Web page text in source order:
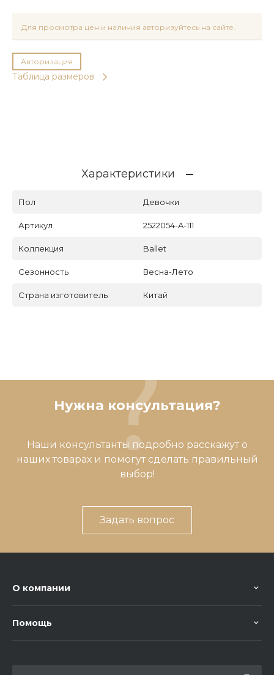
Для просмотра цен и наличия авторизуйтесь на сайте.
Авторизация
Таблица размеров
Характеристики
Пол Девочки
Артикул 2522054-A-111
Коллекция Ballet
Сезонность Весна-Лето
Страна изготовитель Китай
Нужна консультация?
Наши консультанты подробно расскажут о
наших товарах и помогут сделать правильный
выбор!
Задать вопрос
О компании
Помощь